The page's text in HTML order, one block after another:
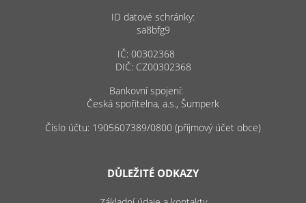
ID datové schránky:
sa8bfg9
IČ: 00302368
DIČ: CZ00302368
Bankovní spojení:
Česká spořitelna, a.s., Šumperk
Číslo účtu: 1905607389/0800 (příjmový účet obce)
DŮLEŽITÉ ODKAZY